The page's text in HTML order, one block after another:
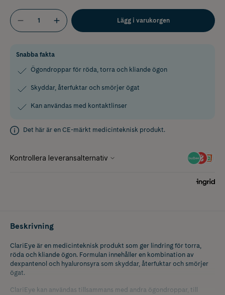
Lägg i varukorgen
Snabba fakta
Ögondroppar för röda, torra och kliande ögon
Skyddar, återfuktar och smörjer ögat
Kan användas med kontaktlinser
Det här är en CE-märkt medicinteknisk produkt.
Beskrivning
ClariEye är en medicinteknisk produkt som ger lindring för torra,
röda och kliande ögon. Formulan innehåller en kombination av
dexpantenol och hyaluronsyra som skyddar, återfuktar och smörjer
ögat.
ClariEye kan användas tillsammans med andra ögondroppar, till